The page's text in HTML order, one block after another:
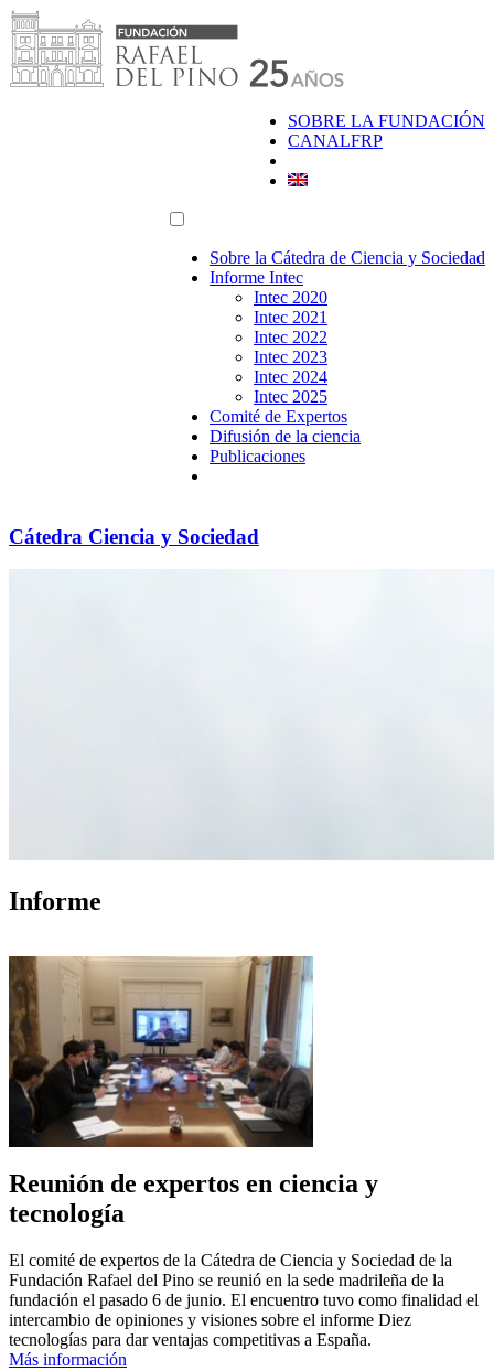
Saltar
al
contenido
SOBRE LA FUNDACIÓN
CANALFRP
Sobre la Cátedra de Ciencia y Sociedad
Informe Intec
Intec 2020
Intec 2021
Intec 2022
Intec 2023
Intec 2024
Intec 2025
Comité de Expertos
Difusión de la ciencia
Publicaciones
Cátedra Ciencia y Sociedad
Informe
Reunión de expertos en ciencia y
tecnología
El comité de expertos de la Cátedra de Ciencia y Sociedad de la
Fundación Rafael del Pino se reunió en la sede madrileña de la
fundación el pasado 6 de junio. El encuentro tuvo como finalidad el
intercambio de opiniones y visiones sobre el informe Diez
tecnologías para dar ventajas competitivas a España.
Más información